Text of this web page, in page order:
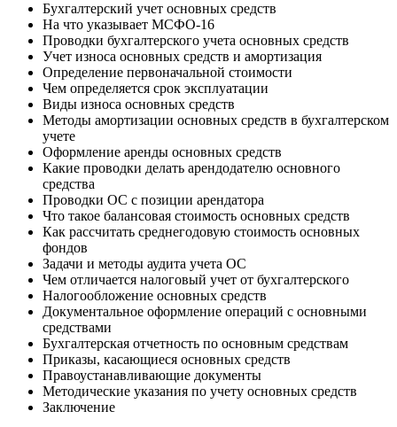
Бухгалтерский учет основных средств
На что указывает МСФО-16
Проводки бухгалтерского учета основных средств
Учет износа основных средств и амортизация
Определение первоначальной стоимости
Чем определяется срок эксплуатации
Виды износа основных средств
Методы амортизации основных средств в бухгалтерском
учете
Оформление аренды основных средств
Какие проводки делать арендодателю основного
средства
Проводки ОС с позиции арендатора
Что такое балансовая стоимость основных средств
Как рассчитать среднегодовую стоимость основных
фондов
Задачи и методы аудита учета ОС
Чем отличается налоговый учет от бухгалтерского
Налогообложение основных средств
Документальное оформление операций с основными
средствами
Бухгалтерская отчетность по основным средствам
Приказы, касающиеся основных средств
Правоустанавливающие документы
Методические указания по учету основных средств
Заключение